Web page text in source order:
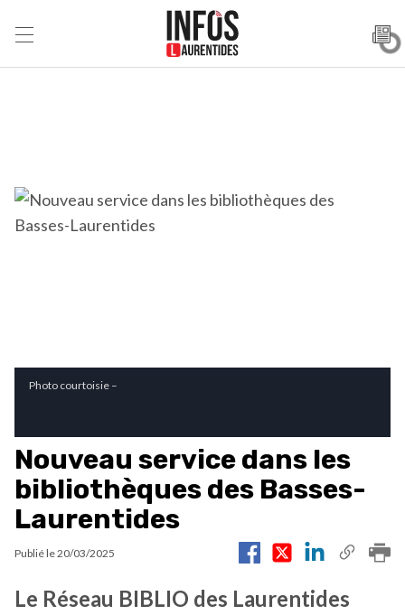
Photo courtoisie –
Nouveau service dans les
bibliothèques des Basses-
Laurentides
Publié le20/03/2025
Le Réseau BIBLIO des Laurentides